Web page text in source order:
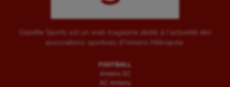
Gazette Sports est un web magazine dédié à l'actualité des
associations sportives d'Amiens Métropole.
FOOTBALL
Amiens SC
AC Amiens